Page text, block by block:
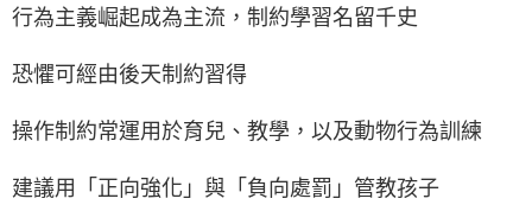
行為主義崛起成為主流，制約學習名留千史
恐懼可經由後天制約習得
操作制約常運用於育兒、教學，以及動物行為訓練
建議用「正向強化」與「負向處罰」管教孩子